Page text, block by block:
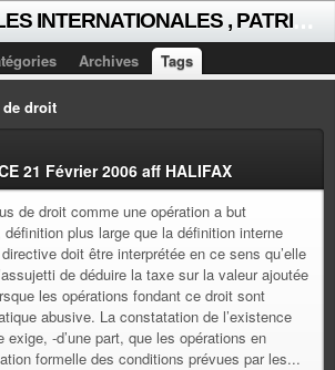
Archives Tags
de droit
21 Février 2006 aff HALIFAX
de droit comme une opération a but
plus large que la définition interne
doit être interprétée en ce sens qu’elle
de déduire la taxe sur la valeur ajoutée
les opérations fondant ce droit sont
abusive. La constatation de l’existence
exige, -d’une part, que les opérations en
formelle des conditions prévues par les...